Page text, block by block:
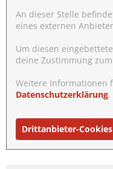
An dieser Stelle
eines externen
Um diesen
deine Zustimmung
Weitere Informationen
Datenschutzerklärung.
Drittanbieter-